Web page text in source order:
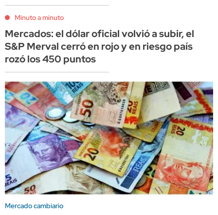
Minuto a minuto
Mercados: el dólar oficial volvió a subir, el
S&P Merval cerró en rojo y en riesgo país
rozó los 450 puntos
Mercado cambiario